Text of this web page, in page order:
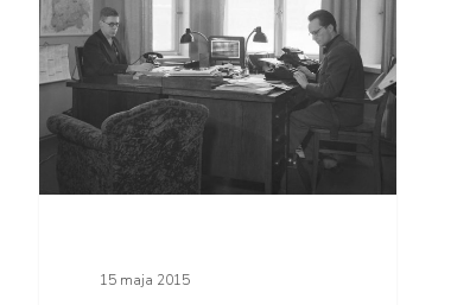
w urzędzie
patentowym.
Czy warto
wydać
tysiaka?15 maja 2015